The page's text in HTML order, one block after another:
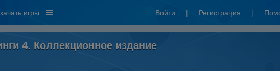
игры Войти | Регистрация |
4. Коллекционное издание